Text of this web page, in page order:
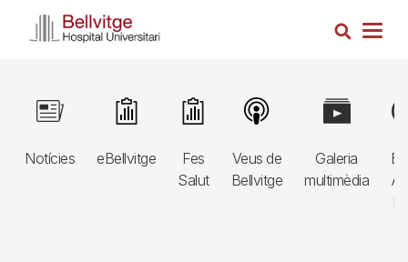
Cerca
Navegació
principal
3r
Notícies
Image
eBellvitge
Image
Fes
Salut
Image
Veus de
Bellvitge
Image
Galeria
multimèdia
Image